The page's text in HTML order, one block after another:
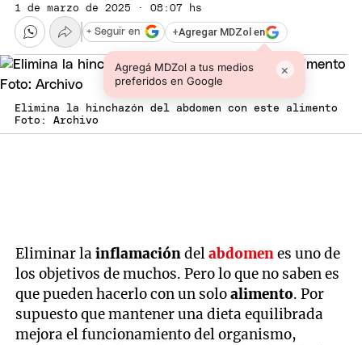
1 de marzo de 2025 · 08:07 hs
+Agregar MDZol en
Agregá MDZol a tus medios
preferidos en Google
×
+ Seguir en
Elimina la hinchazón del abdomen con este alimento
Foto: Archivo
Eliminar lainflamacióndelabdomenes uno de
los objetivos de muchos. Pero lo que no saben es
que pueden hacerlo con un soloalimento. Por
supuesto que mantener una dieta equilibrada
mejora el funcionamiento del organismo,